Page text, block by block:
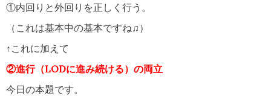
①内回りと外回りを正しく行う。
（これは基本中の基本ですね♫）
↑これに加えて
②進行（LODに進み続ける）の両立
今日の本題です。